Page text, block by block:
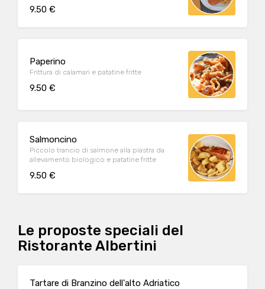
9.50 €
Paperino
Frittura di calamari e patatine fritte
9.50 €
Salmoncino
Piccolo trancio di salmone alla piastra da
allevamento biologico e patatine fritte
9.50 €
Le proposte speciali del
Ristorante Albertini
Tartare di Branzino dell'alto Adriatico